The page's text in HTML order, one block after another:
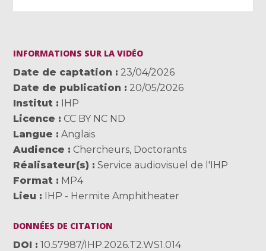
INFORMATIONS SUR LA VIDÉO
Date de captation
23/04/2026
Date de publication
20/05/2026
Institut
IHP
Licence
CC BY NC ND
Langue
Anglais
Audience
Chercheurs, Doctorants
Réalisateur(s)
Service audiovisuel de l'IHP
Format
MP4
Lieu
IHP - Hermite Amphitheater
DONNÉES DE CITATION
DOI
10.57987/IHP.2026.T2.WS1.014